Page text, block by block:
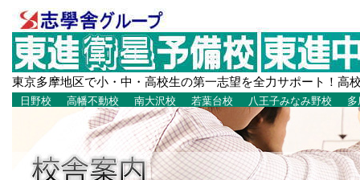
東京多摩地区で小・中・高校生の第一志望を全力サポート！高
日野校 高幡不動校 南大沢校 若葉台校 八王子みなみ野校